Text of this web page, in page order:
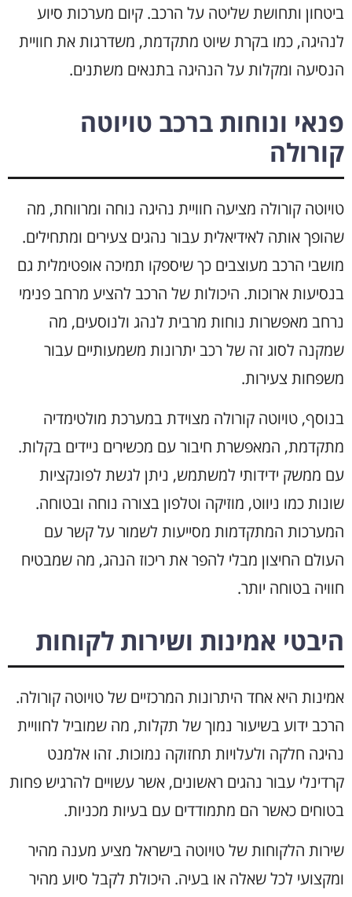
ביטחון ותחושת שליטה על הרכב. קיום מערכות סיוע
לנהיגה, כמו בקרת שיוט מתקדמת, משדרגות את חוויית
הנסיעה ומקלות על הנהיגה בתנאים משתנים.
פנאי ונוחות ברכב טויוטה
קורולה
טויוטה קורולה מציעה חוויית נהיגה נוחה ומרווחת, מה
שהופך אותה לאידיאלית עבור נהגים צעירים ומתחילים.
מושבי הרכב מעוצבים כך שיספקו תמיכה אופטימלית גם
בנסיעות ארוכות. היכולות של הרכב להציע מרחב פנימי
נרחב מאפשרות נוחות מרבית לנהג ולנוסעים, מה
שמקנה לסוג זה של רכב יתרונות משמעותיים עבור
משפחות צעירות.
בנוסף, טויוטה קורולה מצוידת במערכת מולטימדיה
מתקדמת, המאפשרת חיבור עם מכשירים ניידים בקלות.
עם ממשק ידידותי למשתמש, ניתן לגשת לפונקציות
שונות כמו ניווט, מוזיקה וטלפון בצורה נוחה ובטוחה.
המערכות המתקדמות מסייעות לשמור על קשר עם
העולם החיצון מבלי להפר את ריכוז הנהג, מה שמבטיח
חוויה בטוחה יותר.
היבטי אמינות ושירות לקוחות
אמינות היא אחד היתרונות המרכזיים של טויוטה קורולה.
הרכב ידוע בשיעור נמוך של תקלות, מה שמוביל לחוויית
נהיגה חלקה ולעלויות תחזוקה נמוכות. זהו אלמנט
קרדינלי עבור נהגים ראשונים, אשר עשויים להרגיש פחות
בטוחים כאשר הם מתמודדים עם בעיות מכניות.
שירות הלקוחות של טויוטה בישראל מציע מענה מהיר
ומקצועי לכל שאלה או בעיה. היכולת לקבל סיוע מהיר